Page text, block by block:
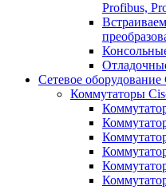
Profibus,
Сетевое оборудование
Коммутаторы